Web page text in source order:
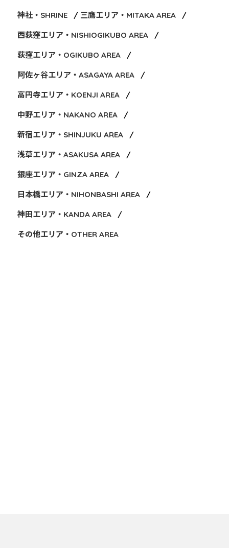
神社・SHRINE 三鷹エリア・MITAKA AREA
西荻窪エリア・NISHIOGIKUBO AREA
荻窪エリア・OGIKUBO AREA
阿佐ヶ谷エリア・ASAGAYA AREA
高円寺エリア・KOENJI AREA
中野エリア・NAKANO AREA
新宿エリア・SHINJUKU AREA
浅草エリア・ASAKUSA AREA
銀座エリア・GINZA AREA
日本橋エリア・NIHONBASHI AREA
神田エリア・KANDA AREA
その他エリア・OTHER AREA